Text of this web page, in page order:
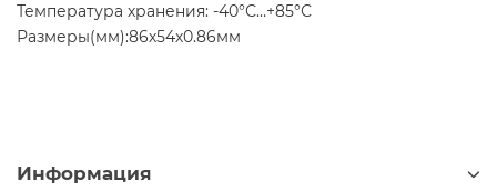
Температура хранения: -40°С…+85°С
Размеры(мм):86х54х0.86мм
Информация